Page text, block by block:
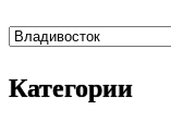
Категории